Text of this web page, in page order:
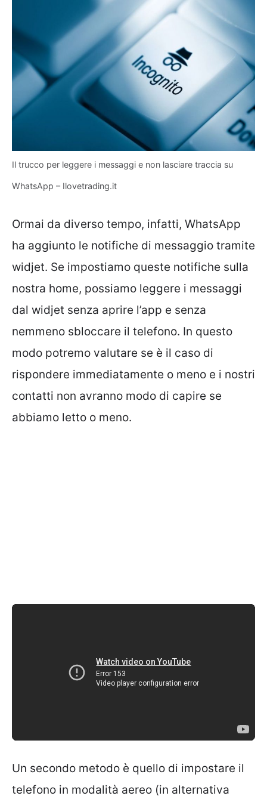
Il trucco per leggere i messaggi e non lasciare traccia su
WhatsApp – Ilovetrading.it
Ormai da diverso tempo, infatti, WhatsApp
ha aggiunto le notifiche di messaggio tramite
widjet. Se impostiamo queste notifiche sulla
nostra home, possiamo leggere i messaggi
dal widjet senza aprire l’app e senza
nemmeno sbloccare il telefono. In questo
modo potremo valutare se è il caso di
rispondere immediatamente o meno e i nostri
contatti non avranno modo di capire se
abbiamo letto o meno.
Un secondo metodo è quello di impostare il
telefono in modalità aereo (in alternativa